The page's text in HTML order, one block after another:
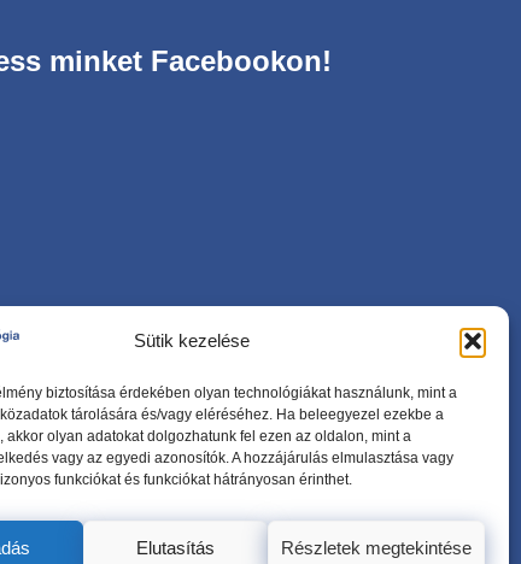
Sütik kezelése
biztosítása érdekében olyan technológiákat használunk, mint a
tárolására és/vagy eléréséhez. Ha beleegyezel ezekbe a
akkor olyan adatokat dolgozhatunk fel ezen az oldalon, mint a
vagy az egyedi azonosítók. A hozzájárulás elmulasztása vagy
funkciókat és funkciókat hátrányosan érinthet.
Elutasítás Részletek megtekintése
minket Facebookon!